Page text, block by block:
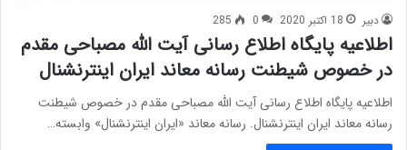
دبیر 18 اکتبر 2020 0
285
اطلاعیه پایگاه اطلاع رسانی آیت الله مصباحی مقدم
در خصوص شیطنت رسانه معاند ایران اینترنشنال
اطلاعیه پایگاه اطلاع رسانی آیت الله مصباحی مقدم در خصوص شیطنت
رسانه معاند ایران اینترنشنال. رسانه معاند «ایران اینترنشنال» وابسته…